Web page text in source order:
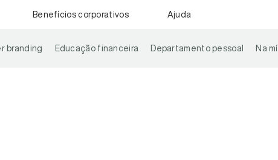
Benefícios corporativos Ajuda
branding Educação financeira Departamento pessoal Na